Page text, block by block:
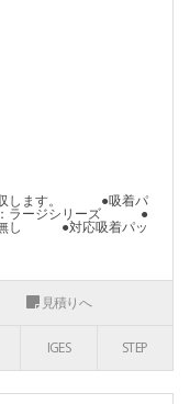
収します。 ●吸着パ
：ラージシリーズ ●
し ●対応吸着パッ
見積りへ
IGES STEP